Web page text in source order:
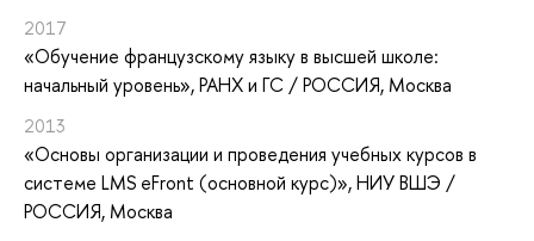
2017
«Обучение французскому языку в высшей школе:
начальный уровень», РАНХ и ГС / РОССИЯ, Москва
2013
«Основы организации и проведения учебных курсов в
системе LMS eFront (основной курс)», НИУ ВШЭ /
РОССИЯ, Москва